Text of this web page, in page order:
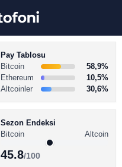
Pay Tablosu
Bitcoin
58,9%
Ethereum
10,5%
Altcoinler
30,6%
Sezon Endeksi
Bitcoin
Altcoin
45.8/100